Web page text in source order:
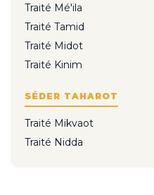
Traité Mé'ila
Traité Tamid
Traité Midot
Traité Kinim
SÉDER TAHAROT
Traité Mikvaot
Traité Nidda